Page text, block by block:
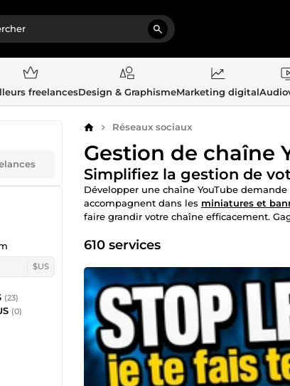
freelancesDesign & GraphismeMarketing digital
AccueilRéseaux sociaux
Gestion de chaîne
Simplifiez la gestion de
Développer une chaîne YouTube
accompagnent dans les miniatures et
faire grandir votre chaîne efficacement.
610 services
$US
(23)
(0)